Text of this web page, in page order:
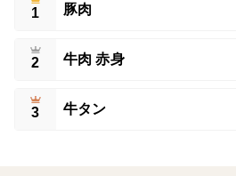
1 豚肉
2 牛肉 赤身
3 牛タン